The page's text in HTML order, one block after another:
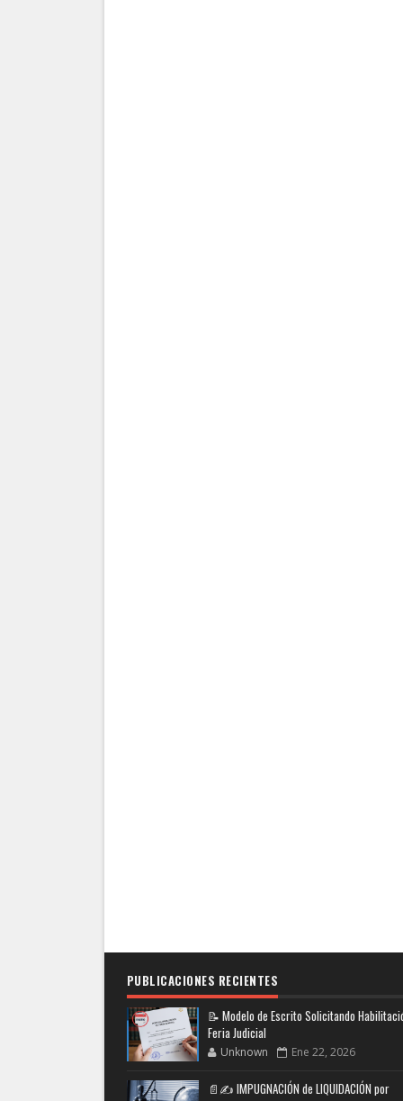
PUBLICACIONES RECIENTES
📝 Modelo de Escrito Solicitando
Feria Judicial
Unknown Ene 22, 2026
📄✍️ IMPUGNACIÓN de LIQUIDACIÓN por